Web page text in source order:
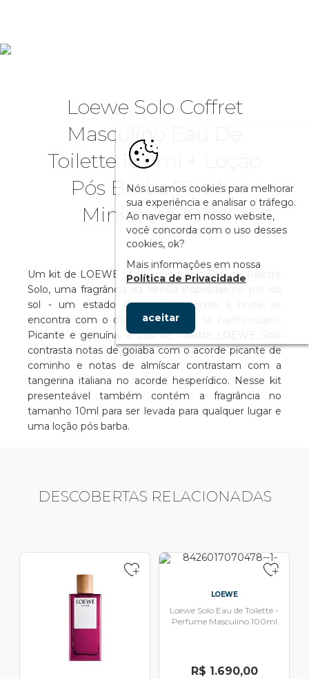
Loewe Solo Coffret
Masculino Eau De
Toilette 100ml + Loção
Pós Barba 75ml +
Miniatura 10ml
Um kit de LOEWE SOLO que traz o Eau de Toilette
Solo, uma fragrância da família inspiradas no pôr do
sol - um estado de equilíbrio onde a noite se
encontra com o dia e os opostos se harmonizam.
Picante e genuína, a Eau de Toilette LOEWE Solo
contrasta notas de goiaba com o acorde picante de
cominho e notas de almíscar contrastam com a
tangerina italiana no acorde hesperídico. Nesse kit
presenteável também contém a fragrância no
tamanho 10ml para ser levada para qualquer lugar e
uma loção pós barba.
DESCOBERTAS RELACIONADAS
LOEWE
Loewe Solo Eau de Toilette -
Perfume Masculino 100ml
R$ 1.690,00
Nós usamos cookies para melhorar
sua experiência e analisar o tráfego.
Ao navegar em nosso website,
você concorda com o uso desses
cookies, ok?
Mais informações em nossa
Política de Privacidade
aceitar